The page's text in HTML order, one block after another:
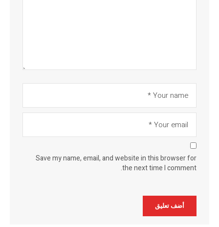
Save my name, email, and website in this browser for
the next time I comment.